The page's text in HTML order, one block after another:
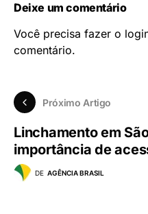
Deixe um comentário
Você precisa fazer o
comentário.
Próximo Artigo
Linchamento em
importância de
DE AGÊNCIA BRASIL